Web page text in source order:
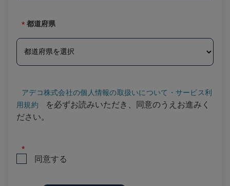
都道府県
アデコ株式会社の個人情報の取扱いについて・サービス利
用規約
を必ずお読みいただき、同意のうえお進みく
ださい。
同意する